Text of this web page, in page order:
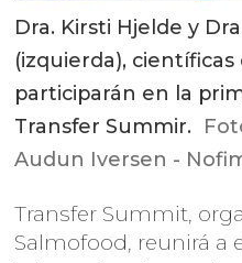
Dra. Kirsti Hjelde y
(izquierda),
participarán en la
Transfer Summir.
Audun Iversen -
Transfer Summit,
Salmofood, reunirá a